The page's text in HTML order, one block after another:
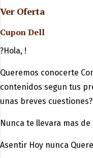
Ver Oferta
Cupon Dell
?Hola, !
Queremos conocerte
contenidos segun tus
unas breves cuestiones?
Nunca te llevara mas
Asentir Hoy nunca